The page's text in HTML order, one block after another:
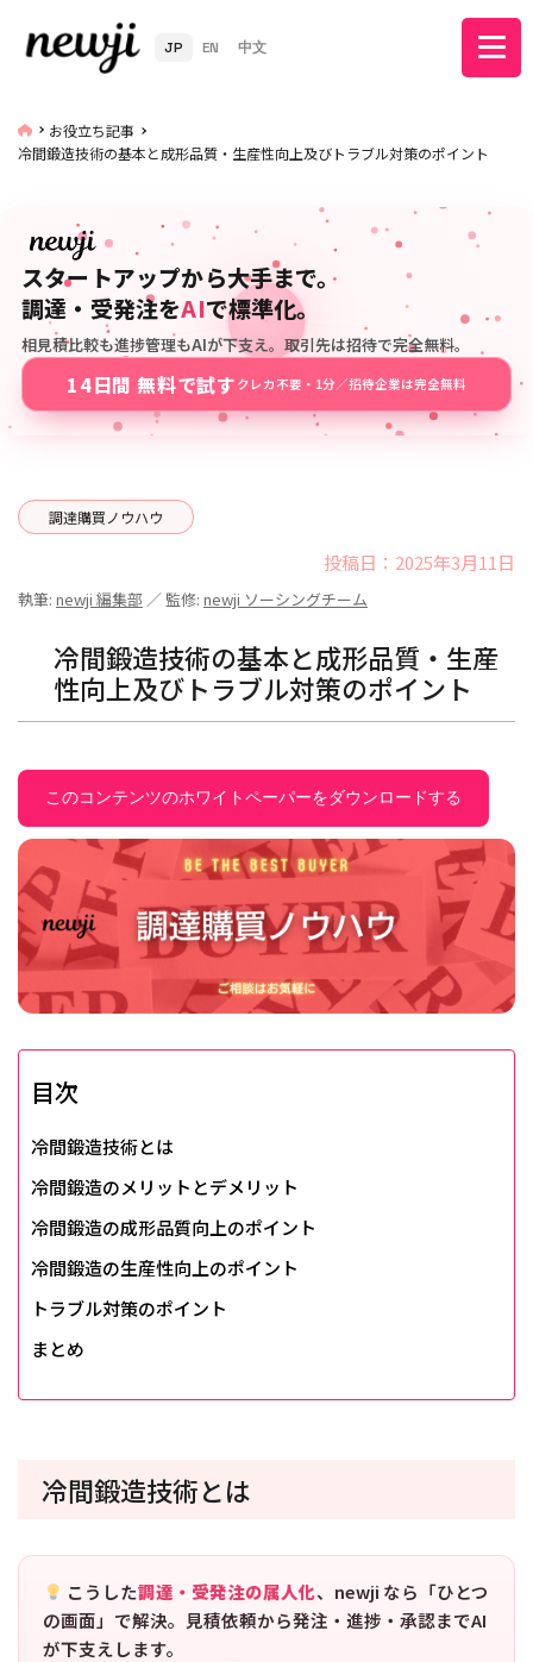
JP EN 中文
お役立ち記事
冷間鍛造技術の基本と成形品質・生産性向上及びトラブル対策のポイント
スタートアップから大手まで。
調達・受発注をAIで標準化。
相見積比較も進捗管理もAIが下支え。取引先は招待で完全無料。
14日間 無料で試す クレカ不要・1分／招待企業は完全無料
調達購買ノウハウ
投稿日：2025年3月11日
執筆: newji 編集部 ／ 監修: newji ソーシングチーム
冷間鍛造技術の基本と成形品質・生産
性向上及びトラブル対策のポイント
このコンテンツのホワイトペーパーをダウンロードする
目次
冷間鍛造技術とは
冷間鍛造のメリットとデメリット
冷間鍛造の成形品質向上のポイント
冷間鍛造の生産性向上のポイント
トラブル対策のポイント
まとめ
冷間鍛造技術とは
こうした調達・受発注の属人化、newji なら「ひとつ
の画面」で解決。見積依頼から発注・進捗・承認までAI
が下支えします。